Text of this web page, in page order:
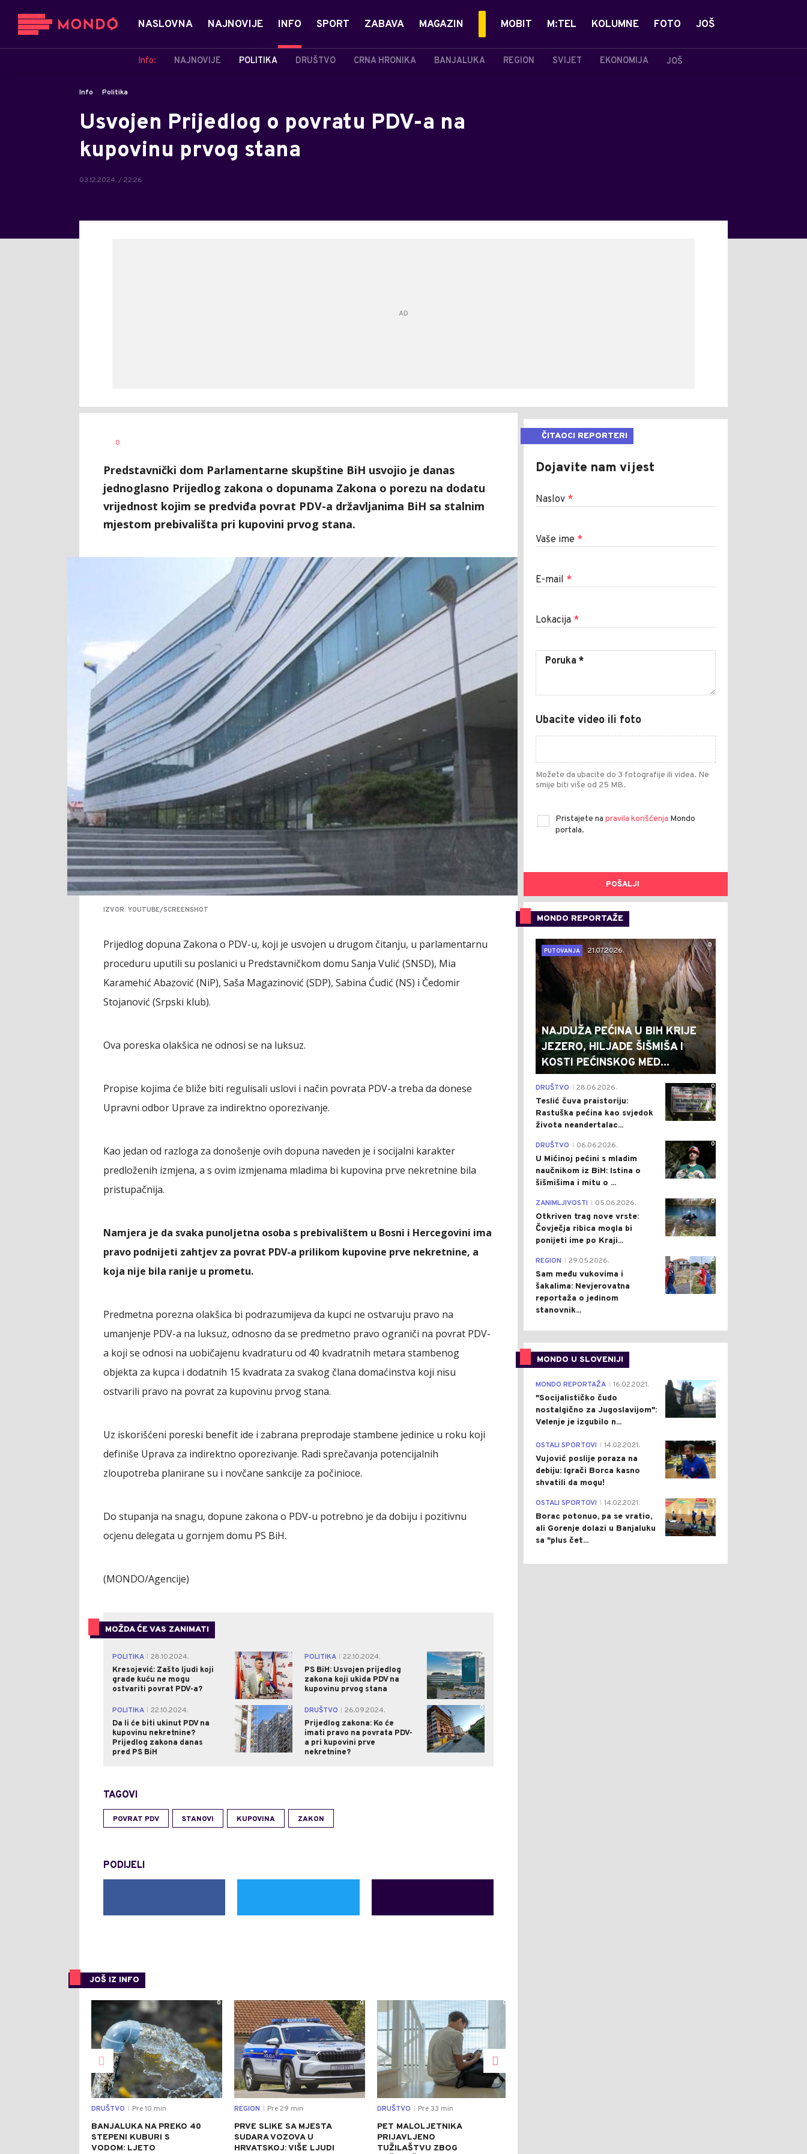
NASLOVNA NAJNOVIJE INFO
Info: NAJNOVIJE POLITIKA DRUŠTVO CRNA HRONIKA BANJALUKA REGION SVIJET EKONOMIJA JOŠ
SPORT ZABAVA MAGAZIN MOBIT M:TEL KOLUMNE FOTO JOŠ
Info Politika
Usvojen Prijedlog o povratu PDV-a na
kupovinu prvog stana
03.12.2024. / 22:26
AUTOR
0
Predstavnički dom Parlamentarne skupštine BiH usvojio je danas
jednoglasno Prijedlog zakona o dopunama Zakona o porezu na dodatu
vrijednost kojim se predviđa povrat PDV-a državljanima BiH sa stalnim
mjestom prebivališta pri kupovini prvog stana.
IZVOR: YOUTUBE/SCREENSHOT
Prijedlog dopuna Zakona o PDV-u, koji je usvojen u drugom čitanju, u parlamentarnu
proceduru uputili su poslanici u Predstavničkom domu Sanja Vulić (SNSD), Mia
Karamehić Abazović (NiP), Saša Magazinović (SDP), Sabina Ćudić (NS) i Čedomir
Stojanović (Srpski klub).
Ova poreska olakšica ne odnosi se na luksuz.
Propise kojima će bliže biti regulisali uslovi i način povrata PDV-a treba da donese
Upravni odbor Uprave za indirektno oporezivanje.
Kao jedan od razloga za donošenje ovih dopuna naveden je i socijalni karakter
predloženih izmjena, a s ovim izmjenama mladima bi kupovina prve nekretnine bila
pristupačnija.
Namjera je da svaka punoljetna osoba s prebivalištem u Bosni i Hercegovini ima
pravo podnijeti zahtjev za povrat PDV-a prilikom kupovine prve nekretnine, a
koja nije bila ranije u prometu.
Predmetna porezna olakšica bi podrazumijeva da kupci ne ostvaruju pravo na
umanjenje PDV-a na luksuz, odnosno da se predmetno pravo ograniči na povrat PDV-
a koji se odnosi na uobičajenu kvadraturu od 40 kvadratnih metara stambenog
objekta za kupca i dodatnih 15 kvadrata za svakog člana domaćinstva koji nisu
ostvarili pravo na povrat za kupovinu prvog stana.
Uz iskorišćeni poreski benefit ide i zabrana preprodaje stambene jedinice u roku koji
definiše Uprava za indirektno oporezivanje. Radi sprečavanja potencijalnih
zloupotreba planirane su i novčane sankcije za počinioce.
Do stupanja na snagu, dopune zakona o PDV-u potrebno je da dobiju i pozitivnu
ocjenu delegata u gornjem domu PS BiH.
(MONDO/Agencije)
MOŽDA ĆE VAS ZANIMATI
POLITIKA
28.10.2024.
Kresojević: Zašto ljudi koji
grade kuću ne mogu
ostvariti povrat PDV-a?
0 POLITIKA
22.10.2024.
PS BiH: Usvojen prijedlog
zakona koji ukida PDV na
kupovinu prvog stana
0
POLITIKA
22.10.2024.
Da li će biti ukinut PDV na
kupovinu nekretnine?
Prijedlog zakona danas
pred PS BiH
0 DRUŠTVO
26.09.2024.
Prijedlog zakona: Ko će
imati pravo na povrata PDV-
a pri kupovini prve
nekretnine?
0
TAGOVI
POVRAT PDV STANOVI KUPOVINA ZAKON
PODIJELI
JOŠ IZ INFO
0
DRUŠTVO Pre 10 min
BANJALUKA NA PREKO 40
STEPENI KUBURI S
VODOM: LJETO
0
REGION Pre 29 min
PRVE SLIKE SA MJESTA
SUDARA VOZOVA U
HRVATSKOJ: VIŠE LJUDI
0
DRUŠTVO Pre 33 min
PET MALOLJETNIKA
PRIJAVLJENO
TUŽILAŠTVU ZBOG
ČITAOCI REPORTERI
Dojavite nam vijest
Naslov *
Vaše ime *
E-mail *
Lokacija *
Ubacite video ili foto
Možete da ubacite do 3 fotografije ili videa. Ne
smije biti više od 25 MB.
Pristajete na pravila korišćenja Mondo
portala.
POŠALJI
MONDO REPORTAŽE
0
PUTOVANJA
21.07.2026.
NAJDUŽA PEĆINA U BIH KRIJE
JEZERO, HILJADE ŠIŠMIŠA I
KOSTI PEĆINSKOG MED...
0
DRUŠTVO 28.06.2026.
Teslić čuva praistoriju:
Rastuška pećina kao svjedok
života neandertalac...
0
DRUŠTVO 06.06.2026.
U Mićinoj pećini s mladim
naučnikom iz BiH: Istina o
šišmišima i mitu o ...
0
ZANIMLJIVOSTI 05.06.2026.
Otkriven trag nove vrste:
Čovječja ribica mogla bi
ponijeti ime po Kraji...
0
REGION 29.05.2026.
Sam među vukovima i
šakalima: Nevjerovatna
reportaža o jedinom
stanovnik...
MONDO U SLOVENIJI
4
MONDO REPORTAŽA 16.02.2021.
"Socijalističko čudo
nostalgično za Jugoslavijom":
Velenje je izgubilo n...
1
OSTALI SPORTOVI 14.02.2021.
Vujović poslije poraza na
debiju: Igrači Borca kasno
shvatili da mogu!
3
OSTALI SPORTOVI 14.02.2021.
Borac potonuo, pa se vratio,
ali Gorenje dolazi u Banjaluku
sa "plus čet...